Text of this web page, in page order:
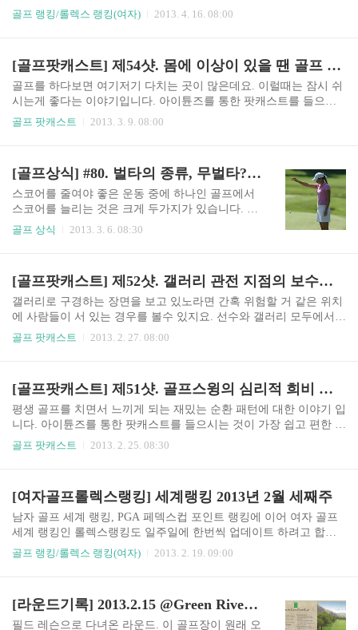
도 GIR을 많이 만들어서 좋은 흐름을 유지하기 좋
았음페어웨이 우드를 한번도 사용할 기회가 없었
수 있는 기회 였는데, 두번 ..
습니다. 여자 세계 랭킹에 한국 선수가 드디어 되었네요. 축하할 일
이네요. * 출처 : http://www.rolexrankings.com/en/rankings/ RANKCHA
MEXMYSNIRNLDNORNZLPHLPRYRUSSCOSGPSVKSWETHATPE
USAVENVNMWALZAFEVENTSAVG PTSTOT PTS1+1Inbee ParkKO
R659.28603.162−1Stacy LewisUSA529.24480..
골프 랭킹/롤렉스 랭킹(여자) 2013. 4. 16. 08:00
[골프팟캐스트] 제54샷. 몸에 이상이 있을 땐 골프 잠깐 쉬세요
골프를 하다보면 여기저기 다치는 곳이 많은데요. 이럴때는 잠시 쉬
시는게 좋다는 이야기입니다. 아이튠즈를 통한 팟캐스트를 들으시
는 것이 가장 쉽고 편한 방법이지만, 아이튠즈를 이용하실 수 없거나
자동 업데이트http://itunes.apple.com/us/podcast/id481162674 마인드골
프 팟캐스트 (안드로이드)앱스토어에서 'Kies cast', '팟빵' 설치'마인
드골프' 검색직접 듣기http://podcast.teetii.com/54th-shot.mp3
골프 팟캐스트 2013. 3. 9. 08:00
[골프상식] #80. 벌타의 종류, 무벌타? 1벌타? 2벌타?
스코어를 줄여야 좋은 운동 중에 하나인 골프에서
스코어를 늘리는 것은 크게 두가지가 있습니다. 첫
번째는 자신이 실제로 치는 스윙의 갯수인 것이고
아무 벌타 없이 진행을 할 수 있는 무벌타가 있고,
벌타를 받는 수에 따라서 1벌타와 2벌타로 나누어
질 수 있습니다. 라운드를 하다 보면 이런 벌타를
받게 되는 상황이 나오게 되는데, 간혹 벌타를 카운
트 하는 것이 헛깔리거나 정확하게 알지 못해서 의
럴것인데 과연 어떠한 기준으로 크게 이 벌타의 카
운트가 나눠졌을까..
골프 상식 2013. 3. 6. 08:30
[골프팟캐스트] 제52샷. 갤러리 관전 지점의 보수적 접근
갤러리로 구경하는 장면을 보고 있노라면 간혹 위험할 거 같은 위치
에 사람들이 서 있는 경우를 볼수 있지요. 선수와 갤러리 모두에서
좋은 그런 관전 포인트를 이야기 합니다. 아이튠즈를 통한 팟캐스트
팟캐스트, 아이튠즈에서 '마인드골프' 검색 구독(Subscribe) 버튼으로
구독하면 자동 업데이트 http://itunes.apple.com/us/podcast/id48116267
4 마인드골프 팟캐스트 (안드로이드)앱스토어에서 'Kies cast', '팟빵'
설치'마인드골프' 검색 직접 듣기http://podcast...
골프 팟캐스트 2013. 2. 27. 08:00
[골프팟캐스트] 제51샷. 골프스윙의 심리적 희비 순환 패턴
평생 골프를 치면서 느끼게 되는 재밌는 순환 패턴에 대한 이야기 입
니다. 아이튠즈를 통한 팟캐스트를 들으시는 것이 가장 쉽고 편한 방
법이지만, 아이튠즈를 이용하실 수 없거나 모르시는 분들을 위해서
s.apple.com/us/podcast/id481162674 마인드골프 팟캐스트 (안드로이
드)앱스토어에서 'Kies cast', '팟빵' 설치'마인드골프' 검색직접 듣기ht
tp://podcast.teetii.com/51st-shot.mp3
골프 팟캐스트 2013. 2. 25. 08:30
[여자골프롤렉스랭킹] 세계랭킹 2013년 2월 세째주
남자 골프 세계 랭킹, PGA 페덱스컵 포인트 랭킹에 이어 여자 골프
세계 랭킹인 롤렉스랭킹도 일주일에 한번씩 업데이트 하려고 합니
다. 남자 경기보다 여자 경기에 한국 선수가 더 많으니 아는 선수가
더 많겠네요. 지난주 호주 오픈 대회에서 우승한 신지애가 2계단 상
야니로 106주 연속이네요. 2위는 최나연, 3위는 스테이시 루이스 선
수입니다. * 출처 : http://www.rolexrankings.com/en/rankings/ RANKC
골프 랭킹/롤렉스 랭킹(여자) 2013. 2. 19. 09:00
[라운드기록] 2013.2.15 @Green River Golf Club
필드 레슨으로 다녀온 라운드. 이 골프장이 원래 오